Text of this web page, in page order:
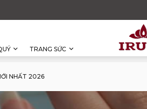
TRANG SỨC
NHẤT 2026